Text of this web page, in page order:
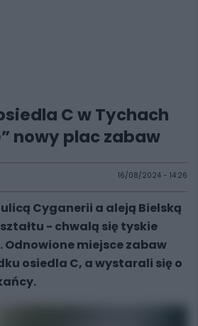
C w Tychach
nowy plac zabaw
16/08/2024 - 14:26
Cyganerii a aleją Bielską
- chwalą się tyskie
Odnowione miejsce zabaw
osiedla C, a wystarali się o